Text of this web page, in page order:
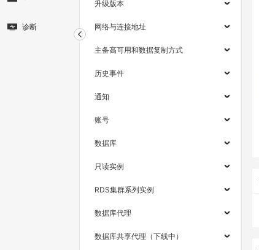
诊断
升级版本
网络与连接地址
主备高可用和数据复制方式
历史事件
通知
账号
数据库
只读实例
RDS集群系列实例
数据库代理
数据库共享代理（下线中）